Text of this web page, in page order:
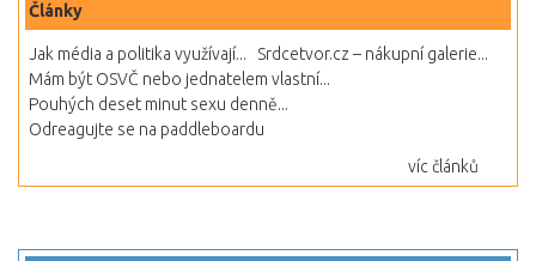
Články
Jak média a politika využívají...
Srdcetvor.cz – nákupní galerie...
Mám být OSVČ nebo jednatelem vlastní...
Pouhých deset minut sexu denně...
Odreagujte se na paddleboardu
víc článků